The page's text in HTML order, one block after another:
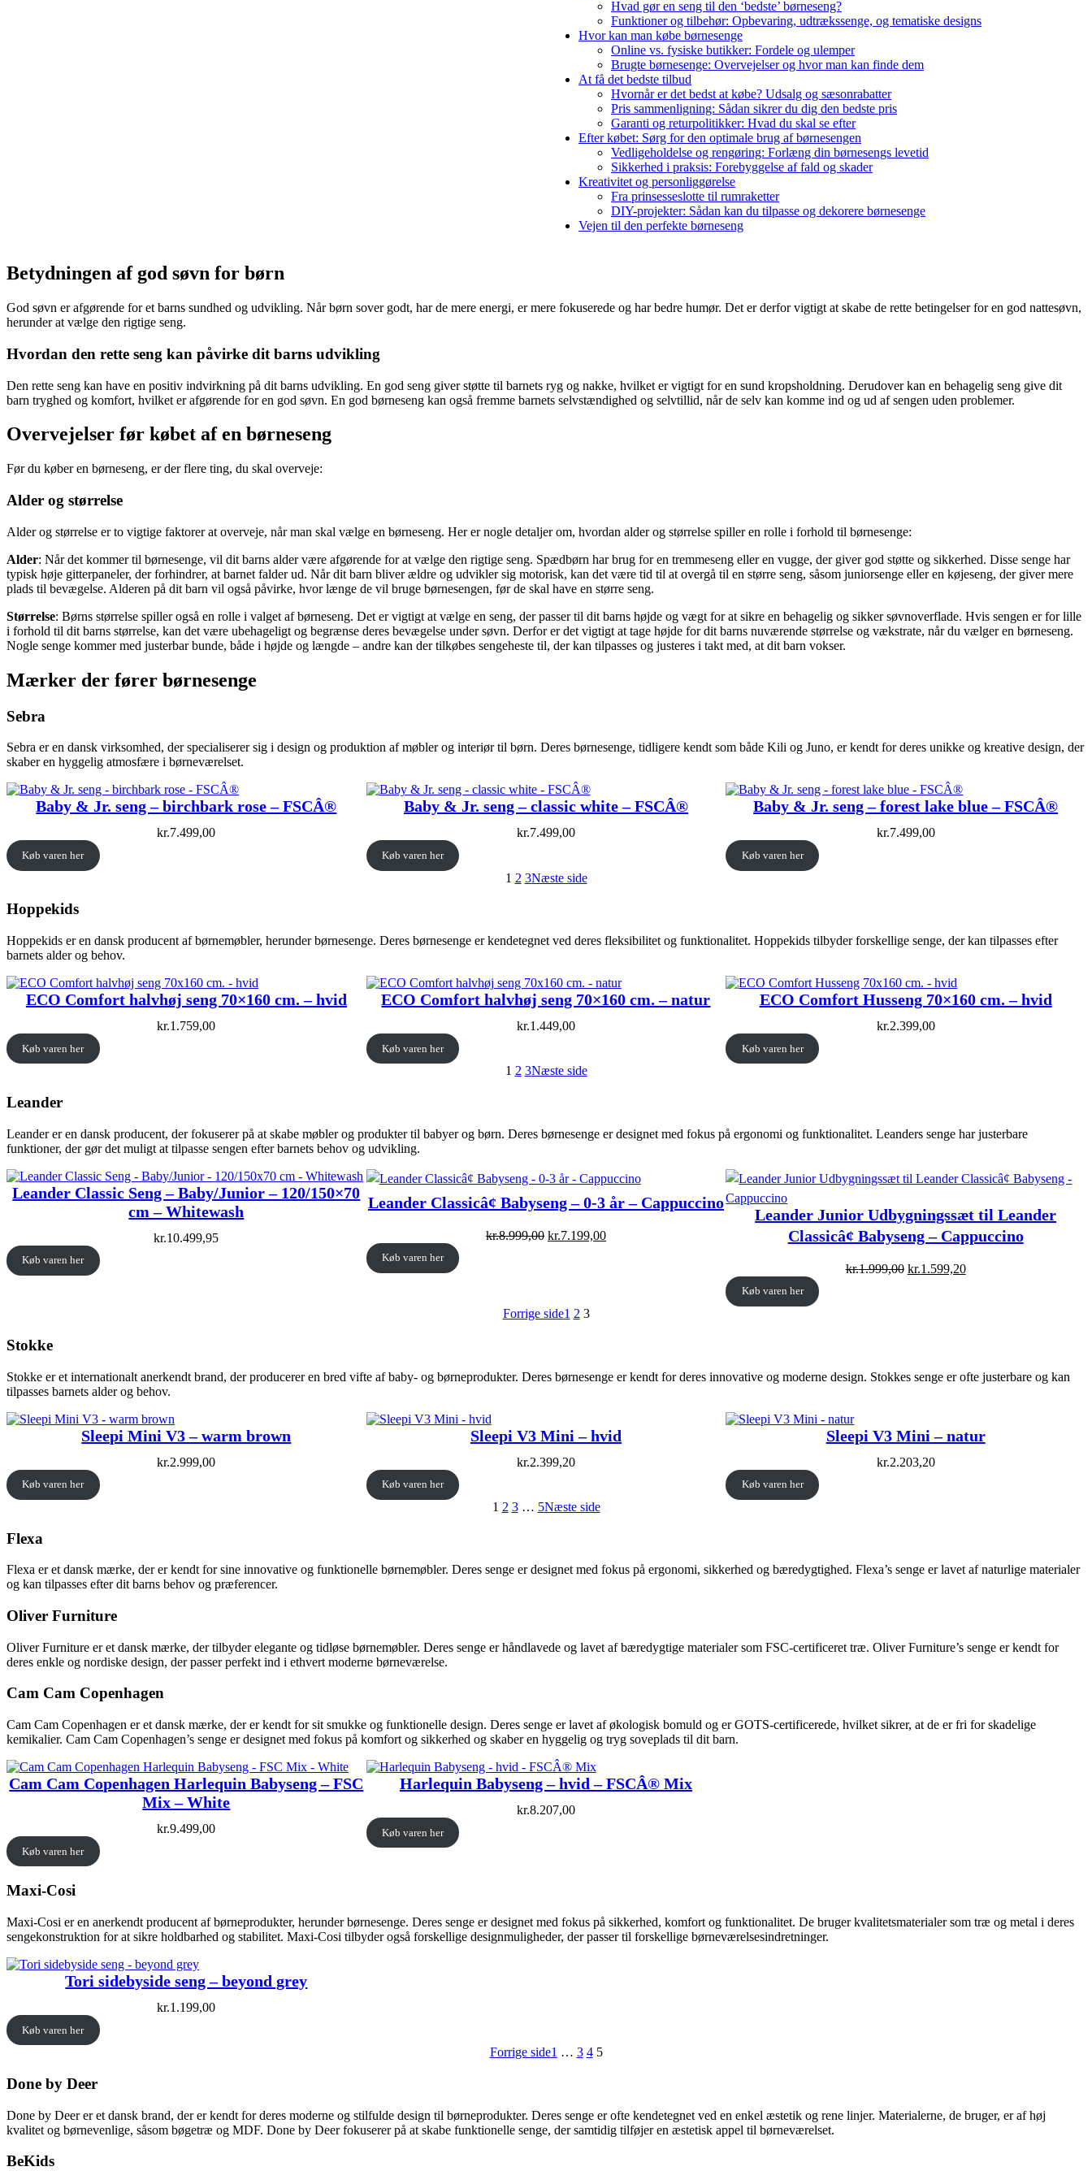
Hvad gør en seng til den ‘bedste’ børneseng?
Funktioner og tilbehør: Opbevaring, udtrækssenge, og tematiske designs
Hvor kan man købe børnesenge
Online vs. fysiske butikker: Fordele og ulemper
Brugte børnesenge: Overvejelser og hvor man kan finde dem
At få det bedste tilbud
Hvornår er det bedst at købe? Udsalg og sæsonrabatter
Pris sammenligning: Sådan sikrer du dig den bedste pris
Garanti og returpolitikker: Hvad du skal se efter
Efter købet: Sørg for den optimale brug af børnesengen
Vedligeholdelse og rengøring: Forlæng din børnesengs levetid
Sikkerhed i praksis: Forebyggelse af fald og skader
Kreativitet og personliggørelse
Fra prinsesseslotte til rumraketter
DIY-projekter: Sådan kan du tilpasse og dekorere børnesenge
Vejen til den perfekte børneseng
Betydningen af god søvn for børn
God søvn er afgørende for et barns sundhed og udvikling. Når børn sover godt, har de mere energi, er mere fokuserede og har bedre humør. Det er derfor vigtigt at skabe de rette betingelser for en god nattesøvn,
herunder at vælge den rigtige seng.
Hvordan den rette seng kan påvirke dit barns udvikling
Den rette seng kan have en positiv indvirkning på dit barns udvikling. En god seng giver støtte til barnets ryg og nakke, hvilket er vigtigt for en sund kropsholdning. Derudover kan en behagelig seng give dit
barn tryghed og komfort, hvilket er afgørende for en god søvn. En god børneseng kan også fremme barnets selvstændighed og selvtillid, når de selv kan komme ind og ud af sengen uden problemer.
Overvejelser før købet af en børneseng
Før du køber en børneseng, er der flere ting, du skal overveje:
Alder og størrelse
Alder og størrelse er to vigtige faktorer at overveje, når man skal vælge en børneseng. Her er nogle detaljer om, hvordan alder og størrelse spiller en rolle i forhold til børnesenge:
Alder: Når det kommer til børnesenge, vil dit barns alder være afgørende for at vælge den rigtige seng. Spædbørn har brug for en tremmeseng eller en vugge, der giver god støtte og sikkerhed. Disse senge har
typisk høje gitterpaneler, der forhindrer, at barnet falder ud. Når dit barn bliver ældre og udvikler sig motorisk, kan det være tid til at overgå til en større seng, såsom juniorsenge eller en køjeseng, der giver mere
plads til bevægelse. Alderen på dit barn vil også påvirke, hvor længe de vil bruge børnesengen, før de skal have en større seng.
Størrelse: Børns størrelse spiller også en rolle i valget af børneseng. Det er vigtigt at vælge en seng, der passer til dit barns højde og vægt for at sikre en behagelig og sikker søvnoverflade. Hvis sengen er for lille
i forhold til dit barns størrelse, kan det være ubehageligt og begrænse deres bevægelse under søvn. Derfor er det vigtigt at tage højde for dit barns nuværende størrelse og vækstrate, når du vælger en børneseng.
Nogle senge kommer med justerbar bunde, både i højde og længde – andre kan der tilkøbes sengeheste til, der kan tilpasses og justeres i takt med, at dit barn vokser.
Mærker der fører børnesenge
Sebra
Sebra er en dansk virksomhed, der specialiserer sig i design og produktion af møbler og interiør til børn. Deres børnesenge, tidligere kendt som både Kili og Juno, er kendt for deres unikke og kreative design, der
skaber en hyggelig atmosfære i børneværelset.
Baby & Jr. seng – birchbark rose – FSCÂ®
kr.7.499,00
Køb varen her
Baby & Jr. seng – classic white – FSCÂ®
kr.7.499,00
Køb varen her
Baby & Jr. seng – forest lake blue – FSCÂ®
kr.7.499,00
Køb varen her
1 2 3Næste side
Hoppekids
Hoppekids er en dansk producent af børnemøbler, herunder børnesenge. Deres børnesenge er kendetegnet ved deres fleksibilitet og funktionalitet. Hoppekids tilbyder forskellige senge, der kan tilpasses efter
barnets alder og behov.
ECO Comfort halvhøj seng 70×160 cm. – hvid
kr.1.759,00
Køb varen her
ECO Comfort halvhøj seng 70×160 cm. – natur
kr.1.449,00
Køb varen her
ECO Comfort Husseng 70×160 cm. – hvid
kr.2.399,00
Køb varen her
1 2 3Næste side
Leander
Leander er en dansk producent, der fokuserer på at skabe møbler og produkter til babyer og børn. Deres børnesenge er designet med fokus på ergonomi og funktionalitet. Leanders senge har justerbare
funktioner, der gør det muligt at tilpasse sengen efter barnets behov og udvikling.
Leander Classic Seng – Baby/Junior – 120/150×70
cm – Whitewash
kr.10.499,95
Køb varen her
Leander Classicâ¢ Babyseng – 0-3 år – Cappuccino
kr.8.999,00 Original
kr.7.199,00Current
Køb varen her
Leander Junior Udbygningssæt til Leander
Classicâ¢ Babyseng – Cappuccino
kr.1.999,00 Original
kr.1.599,20Current
Køb varen her
Forrige side1 2 3
Stokke
Stokke er et internationalt anerkendt brand, der producerer en bred vifte af baby- og børneprodukter. Deres børnesenge er kendt for deres innovative og moderne design. Stokkes senge er ofte justerbare og kan
tilpasses barnets alder og behov.
Sleepi Mini V3 – warm brown
kr.2.999,00
Køb varen her
Sleepi V3 Mini – hvid
kr.2.399,20
Køb varen her
Sleepi V3 Mini – natur
kr.2.203,20
Køb varen her
1 2 3 … 5Næste side
Flexa
Flexa er et dansk mærke, der er kendt for sine innovative og funktionelle børnemøbler. Deres senge er designet med fokus på ergonomi, sikkerhed og bæredygtighed. Flexa’s senge er lavet af naturlige materialer
og kan tilpasses efter dit barns behov og præferencer.
Oliver Furniture
Oliver Furniture er et dansk mærke, der tilbyder elegante og tidløse børnemøbler. Deres senge er håndlavede og lavet af bæredygtige materialer som FSC-certificeret træ. Oliver Furniture’s senge er kendt for
deres enkle og nordiske design, der passer perfekt ind i ethvert moderne børneværelse.
Cam Cam Copenhagen
Cam Cam Copenhagen er et dansk mærke, der er kendt for sit smukke og funktionelle design. Deres senge er lavet af økologisk bomuld og er GOTS-certificerede, hvilket sikrer, at de er fri for skadelige
kemikalier. Cam Cam Copenhagen’s senge er designet med fokus på komfort og sikkerhed og skaber en hyggelig og tryg soveplads til dit barn.
Cam Cam Copenhagen Harlequin Babyseng – FSC
Mix – White
kr.9.499,00
Køb varen her
Harlequin Babyseng – hvid – FSCÂ® Mix
kr.8.207,00
Køb varen her
Maxi-Cosi
Maxi-Cosi er en anerkendt producent af børneprodukter, herunder børnesenge. Deres senge er designet med fokus på sikkerhed, komfort og funktionalitet. De bruger kvalitetsmaterialer som træ og metal i deres
sengekonstruktion for at sikre holdbarhed og stabilitet. Maxi-Cosi tilbyder også forskellige designmuligheder, der passer til forskellige børneværelsesindretninger.
Tori sidebyside seng – beyond grey
kr.1.199,00
Køb varen her
Forrige side1 … 3 4 5
Done by Deer
Done by Deer er et dansk brand, der er kendt for deres moderne og stilfulde design til børneprodukter. Deres senge er ofte kendetegnet ved en enkel æstetik og rene linjer. Materialerne, de bruger, er af høj
kvalitet og børnevenlige, såsom bøgetræ og MDF. Done by Deer fokuserer på at skabe funktionelle senge, der samtidig tilføjer en æstetisk appel til børneværelset.
BeKids